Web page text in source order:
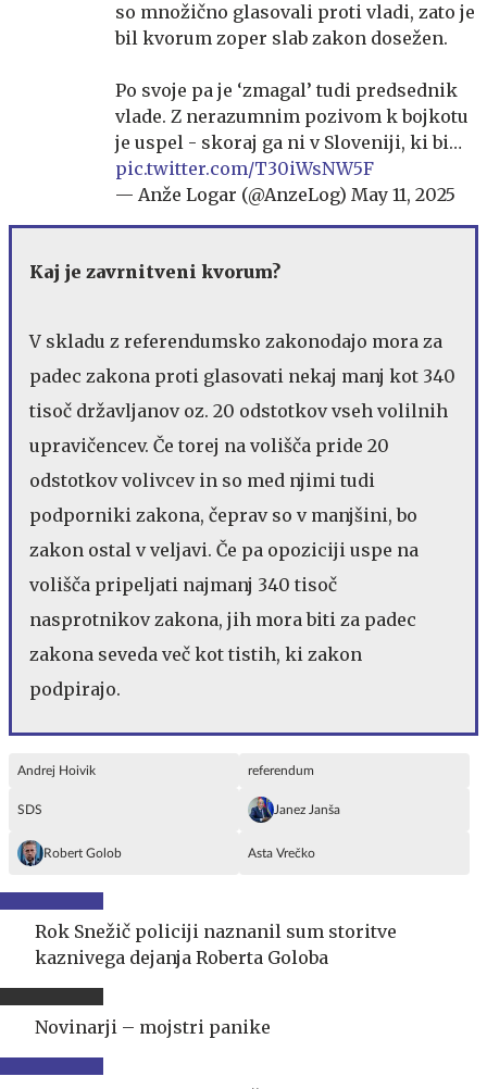
so množično glasovali proti vladi, zato je
bil kvorum zoper slab zakon dosežen.
Po svoje pa je ‘zmagal’ tudi predsednik
vlade. Z nerazumnim pozivom k bojkotu
je uspel - skoraj ga ni v Sloveniji, ki bi…
pic.twitter.com/T30iWsNW5F
— Anže Logar (@AnzeLog) May 11, 2025
Kaj je zavrnitveni kvorum?
V skladu z referendumsko zakonodajo mora za
padec zakona proti glasovati nekaj manj kot 340
tisoč državljanov oz. 20 odstotkov vseh volilnih
upravičencev. Če torej na volišča pride 20
odstotkov volivcev in so med njimi tudi
podporniki zakona, čeprav so v manjšini, bo
zakon ostal v veljavi. Če pa opoziciji uspe na
volišča pripeljati najmanj 340 tisoč
nasprotnikov zakona, jih mora biti za padec
zakona seveda več kot tistih, ki zakon
podpirajo.
Andrej Hoivik referendum
SDS Janez Janša
Robert Golob Asta Vrečko
Rok Snežič policiji naznanil sum storitve
kaznivega dejanja Roberta Goloba
Novinarji – mojstri panike